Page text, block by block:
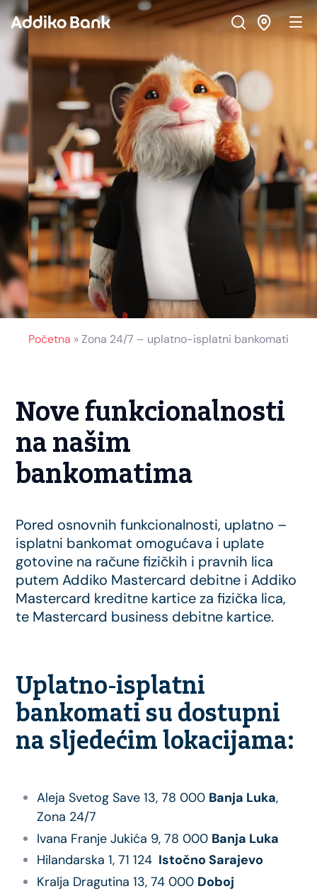
Početna »Zona 24/7 – uplatno-isplatni bankomati
Nove funkcionalnosti
na našim
bankomatima
Pored osnovnih funkcionalnosti, uplatno –
isplatni bankomat omogućava i uplate
gotovine na račune fizičkih i pravnih lica
putem Addiko Mastercard debitne i Addiko
Mastercard kreditne kartice za fizička lica,
te Mastercard business debitne kartice.
Uplatno-isplatni
bankomati su dostupni
na sljedećim lokacijama:
Aleja Svetog Save 13, 78 000 Banja Luka,
Zona 24/7
Ivana Franje Jukića 9, 78 000 Banja Luka
Hilandarska 1, 71 124 Istočno Sarajevo
Kralja Dragutina 13, 74 000 Doboj